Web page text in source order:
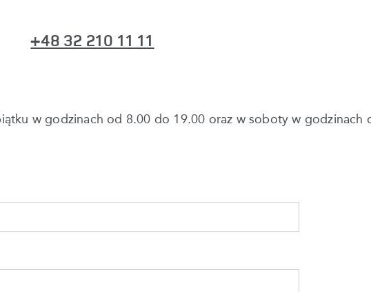
+48 32 210 11 11
w godzinach od 8.00 do 19.00 oraz w soboty w godzinach